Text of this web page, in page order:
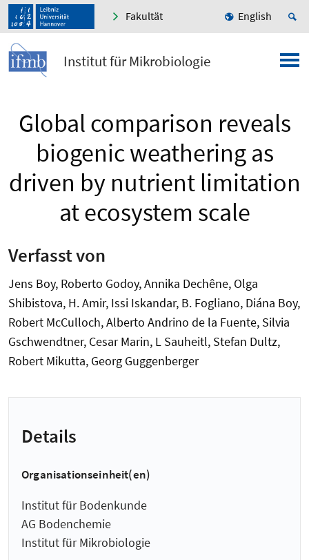
Fakultät English
Institut für Mikrobiologie
Global comparison reveals
biogenic weathering as
driven by nutrient limitation
at ecosystem scale
Verfasst von
Jens Boy, Roberto Godoy, Annika Dechêne, Olga
Shibistova, H. Amir, Issi Iskandar, B. Fogliano, Diána Boy,
Robert McCulloch, Alberto Andrino de la Fuente, Silvia
Gschwendtner, Cesar Marin, L Sauheitl, Stefan Dultz,
Robert Mikutta, Georg Guggenberger
Details
Organisationseinheit(en)
Institut für Bodenkunde
AG Bodenchemie
Institut für Mikrobiologie